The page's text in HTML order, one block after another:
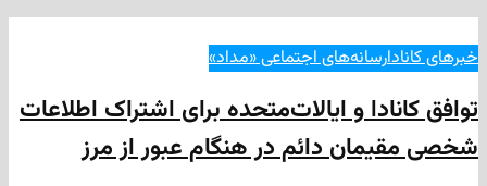
رسانه‌های اجتماعی «مداد»
و ایالات‌متحده برای اشتراک اطلاعات
دائم در هنگام عبور از مرز